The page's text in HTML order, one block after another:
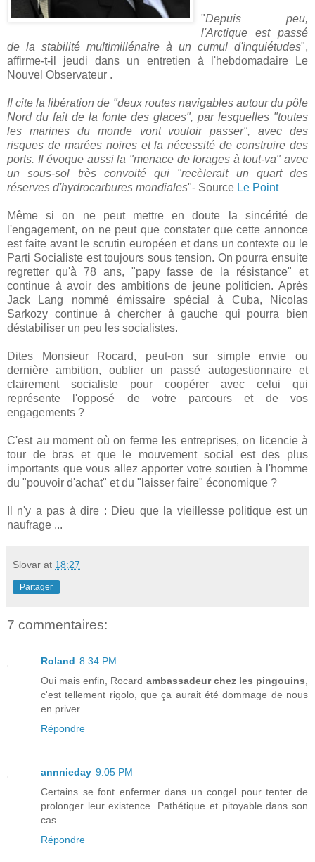
"Depuis peu,
l'Arctique est passé
de la stabilité multimillénaire à un cumul d'inquiétudes",
affirme-t-il jeudi dans un entretien à l'hebdomadaire Le
Nouvel Observateur .
Il cite la libération de "deux routes navigables autour du pôle
Nord du fait de la fonte des glaces", par lesquelles "toutes
les marines du monde vont vouloir passer", avec des
risques de marées noires et la nécessité de construire des
ports. Il évoque aussi la "menace de forages à tout-va" avec
un sous-sol très convoité qui "recèlerait un quart des
réserves d'hydrocarbures mondiales"- Source Le Point
Même si on ne peut mettre en doute la sincérité de
l'engagement, on ne peut que constater que cette annonce
est faite avant le scrutin européen et dans un contexte ou le
Parti Socialiste est toujours sous tension. On pourra ensuite
regretter qu'à 78 ans, "papy fasse de la résistance" et
continue à avoir des ambitions de jeune politicien. Après
Jack Lang nommé émissaire spécial à Cuba, Nicolas
Sarkozy continue à chercher à gauche qui pourra bien
déstabiliser un peu les socialistes.
Dites Monsieur Rocard, peut-on sur simple envie ou
dernière ambition, oublier un passé autogestionnaire et
clairement socialiste pour coopérer avec celui qui
représente l'opposé de votre parcours et de vos
engagements ?
C'est au moment où on ferme les entreprises, on licencie à
tour de bras et que le mouvement social est des plus
importants que vous allez apporter votre soutien à l'homme
du "pouvoir d'achat" et du "laisser faire" économique ?
Il n'y a pas à dire : Dieu que la vieillesse politique est un
naufrage ...
Slovar at 18:27
Partager
7 commentaires:
Roland 8:34 PM
Oui mais enfin, Rocard ambassadeur chez les pingouins
c'est tellement rigolo, que ça aurait été dommage de nous
en priver.
Répondre
annnieday 9:05 PM
Certains se font enfermer dans un congel pour tenter de
prolonger leur existence. Pathétique et pitoyable dans son
cas.
Répondre